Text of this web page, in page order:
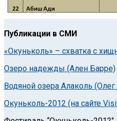
Публикации в СМИ
«Окуньколь» – схватка с
Озеро надежды (Ален Барре)
Водяной озера Алаколь
Окуньколь-2012 (на сайте